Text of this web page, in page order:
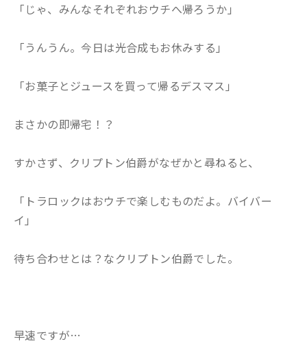
「じゃ、みんなそれぞれおウチへ帰ろうか」
「うんうん。今日は光合成もお休みする」
「お菓子とジュースを買って帰るデスマス」
まさかの即帰宅！？
すかさず、クリプトン伯爵がなぜかと尋ねると、
「トラロックはおウチで楽しむものだよ。バイバー
イ」
待ち合わせとは？なクリプトン伯爵でした。
早速ですが…